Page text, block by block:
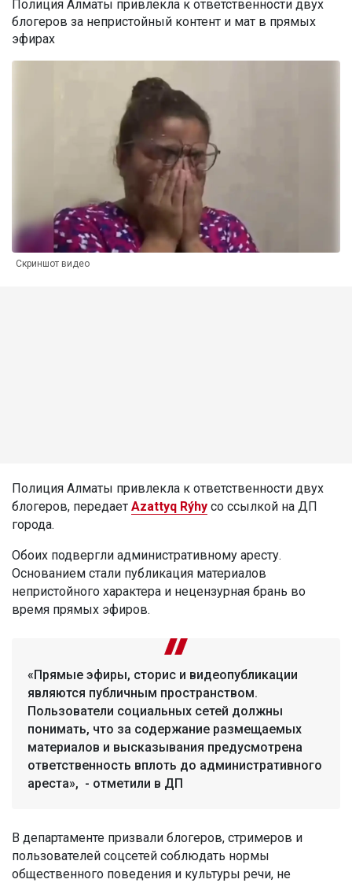
Полиция Алматы привлекла к ответственности двух
блогеров за непристойный контент и мат в прямых
эфирах
Скриншот видео
Полиция Алматы привлекла к ответственности двух
блогеров, передает Azattyq Rýhy со ссылкой на ДП
города.
Обоих подвергли административному аресту.
Основанием стали публикация материалов
непристойного характера и нецензурная брань во
время прямых эфиров.
«Прямые эфиры, сторис и видеопубликации
являются публичным пространством.
Пользователи социальных сетей должны
понимать, что за содержание размещаемых
материалов и высказывания предусмотрена
ответственность вплоть до административного
ареста», - отметили в ДП
В департаменте призвали блогеров, стримеров и
пользователей соцсетей соблюдать нормы
общественного поведения и культуры речи, не